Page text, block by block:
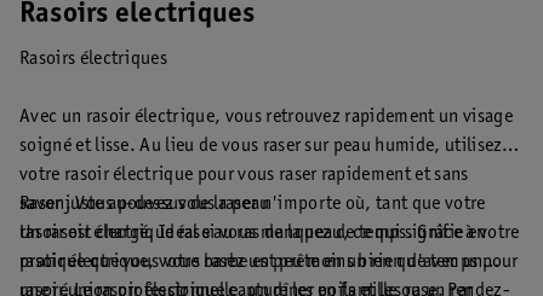
Rasoirs electriques
Rasoirs électriques
Avec un rasoir électrique, vous retrouvez rapidement un visage
soigné et lisse. Au lieu de vous raser sur peau humide, utilisez
votre rasoir électrique pour vous raser rapidement et sans
savon. Vous pouvez vous raser n'importe où, tant que votre
rasoir est chargé. Idéal si vous manquez de temps. Grâce à votre
rasoir électrique, votre barbe est prête en un rien de temps pour
une réunion professionnelle, un dîner en famille ou un rendez-
Raser juste au-dessus de la peau
Un rasoir électrique rase au ras de la peau, ce qui signifie en
pratique que vous vous rasez un peu moins bien qu'avec un
rasoir. Le rasoir électrique capture les poils et les rase. Par